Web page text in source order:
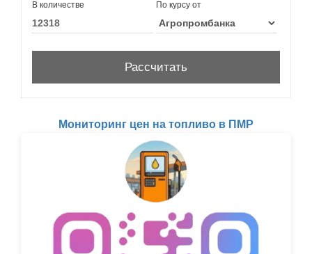
В количестве По курсу от
Мониторинг цен на топливо в ПМР